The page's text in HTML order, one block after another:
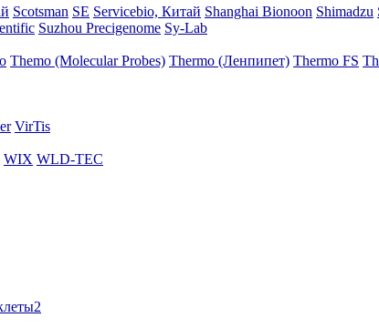
Scotsman SE Servicebio, Китай Shanghai Bionoon Shimadzu
Suzhou Precigenome Sy-Lab
Themo (Molecular Probes) Thermo (Ленпипет) Thermo FS
VirTis
WIX WLD-TEC
2